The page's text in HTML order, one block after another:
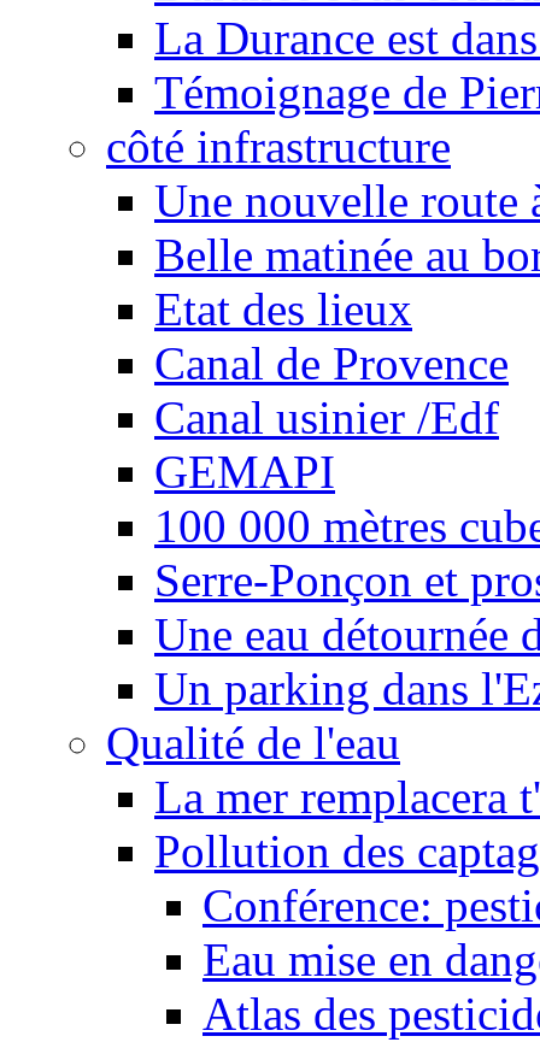
La Durance est
Témoignage de
côté infrastructure
Une nouvelle route
Belle matinée au
Etat des lieux
Canal de Provence
Canal usinier /Edf
GEMAPI
100 000 mètres
Serre-Ponçon et
Une eau détournée
Un parking dans
Qualité de l'eau
La mer remplacera
Pollution des
Conférence:
Eau mise en
Atlas des